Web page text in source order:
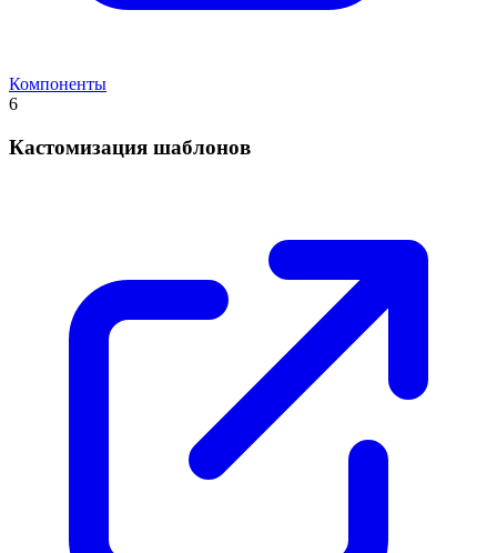
Компоненты
6
Кастомизация шаблонов